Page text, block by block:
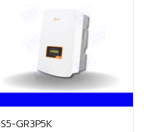
S5-GR3P5Kติดต่อฝ่ายขาย